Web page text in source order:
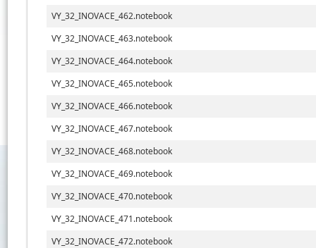
VY_32_INOVACE_462.notebook
VY_32_INOVACE_463.notebook
VY_32_INOVACE_464.notebook
VY_32_INOVACE_465.notebook
VY_32_INOVACE_466.notebook
VY_32_INOVACE_467.notebook
VY_32_INOVACE_468.notebook
VY_32_INOVACE_469.notebook
VY_32_INOVACE_470.notebook
VY_32_INOVACE_471.notebook
VY_32_INOVACE_472.notebook